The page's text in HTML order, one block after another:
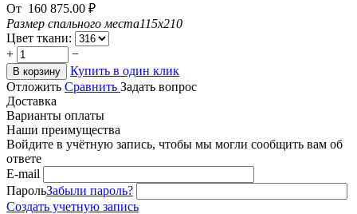
От 160 875.00 ₽
Размер спального места115х210
Цвет ткани:
+
−
В корзину
Купить в один клик
Отложить Сравнить Задать вопрос
Доставка
Варианты оплаты
Наши преимущества
Войдите в учётную запись, чтобы мы могли сообщить вам об
ответе
E-mail
ПарольЗабыли пароль?
Создать учетную запись